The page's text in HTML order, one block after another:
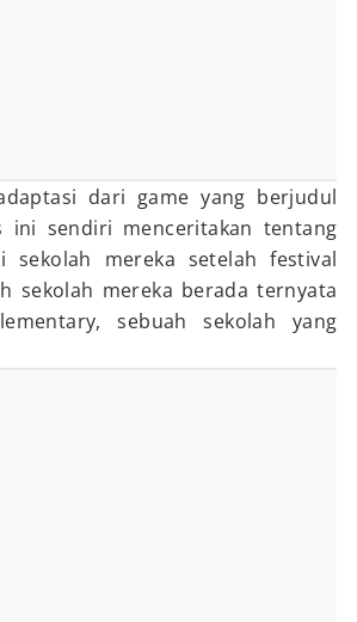
dari game yang berjudul
ini sendiri menceritakan tentang
mereka setelah festival
sekolah mereka berada ternyata
sebuah sekolah yang